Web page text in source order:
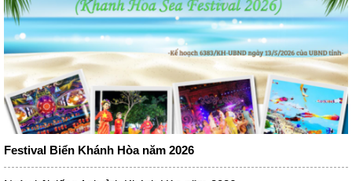
Festival Biển Khánh Hòa năm 2026